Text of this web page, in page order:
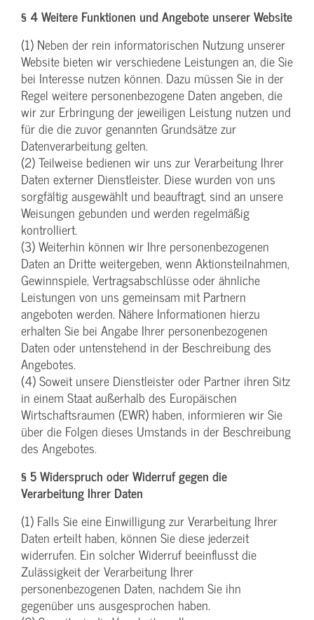
§ 4 Weitere Funktionen und Angebote unserer Website
(1) Neben der rein informatorischen Nutzung unserer
Website bieten wir verschiedene Leistungen an, die Sie
bei Interesse nutzen können. Dazu müssen Sie in der
Regel weitere personenbezogene Daten angeben, die
wir zur Erbringung der jeweiligen Leistung nutzen und
für die die zuvor genannten Grundsätze zur
Datenverarbeitung gelten.
(2) Teilweise bedienen wir uns zur Verarbeitung Ihrer
Daten externer Dienstleister. Diese wurden von uns
sorgfältig ausgewählt und beauftragt, sind an unsere
Weisungen gebunden und werden regelmäßig
kontrolliert.
(3) Weiterhin können wir Ihre personenbezogenen
Daten an Dritte weitergeben, wenn Aktionsteilnahmen,
Gewinnspiele, Vertragsabschlüsse oder ähnliche
Leistungen von uns gemeinsam mit Partnern
angeboten werden. Nähere Informationen hierzu
erhalten Sie bei Angabe Ihrer personenbezogenen
Daten oder untenstehend in der Beschreibung des
Angebotes.
(4) Soweit unsere Dienstleister oder Partner ihren Sitz
in einem Staat außerhalb des Europäischen
Wirtschaftsraumen (EWR) haben, informieren wir Sie
über die Folgen dieses Umstands in der Beschreibung
des Angebotes.
§ 5 Widerspruch oder Widerruf gegen die
Verarbeitung Ihrer Daten
(1) Falls Sie eine Einwilligung zur Verarbeitung Ihrer
Daten erteilt haben, können Sie diese jederzeit
widerrufen. Ein solcher Widerruf beeinflusst die
Zulässigkeit der Verarbeitung Ihrer
personenbezogenen Daten, nachdem Sie ihn
gegenüber uns ausgesprochen haben.